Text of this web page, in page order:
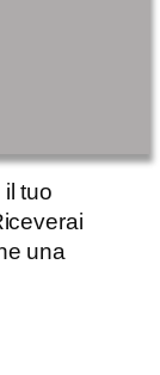
tuo
una